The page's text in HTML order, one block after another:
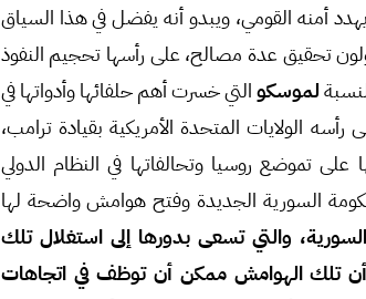
أمنه القومي، ويبدو أنه يفضل في هذا السياق
تحقيق عدة مصالح، على رأسها تحجيم النفوذ
لموسكوالتي خسرت أهم حلفائها وأدواتها في
الولايات المتحدة الأمريكية بقيادة ترامب،
تموضع روسيا وتحالفاتها في النظام الدولي
السورية الجديدة وفتح هوامش واضحة لها
السورية، والتي تسعى بدورها إلى استغلال تلك
أن تلك الهوامش ممكن أن توظف في اتجاهات